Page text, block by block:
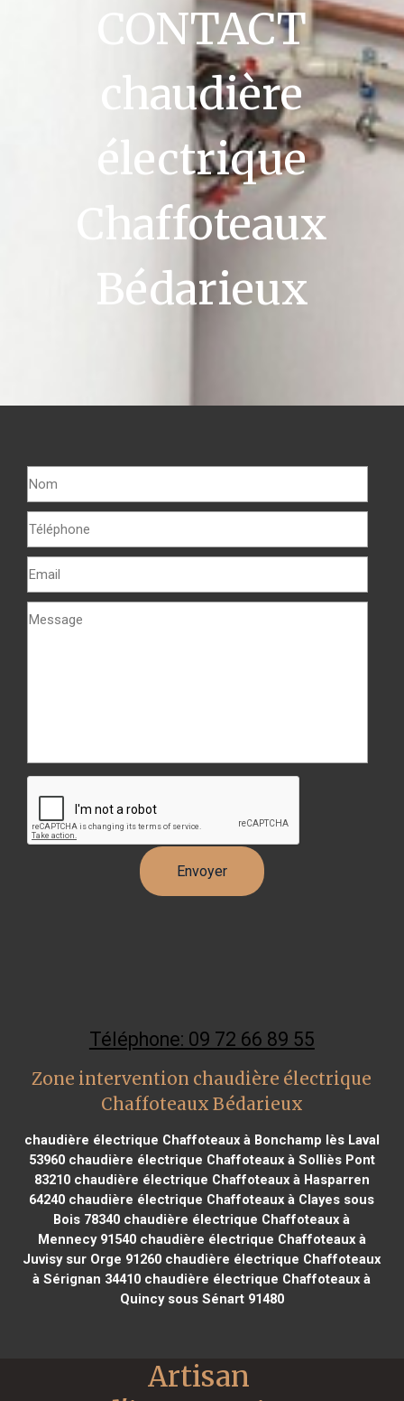
CONTACT
chaudière
électrique
Chaffoteaux
Bédarieux
Téléphone: 09 72 66 89 55
Zone intervention chaudière électrique
Chaffoteaux Bédarieux
chaudière électrique Chaffoteaux à Bonchamp lès Laval
53960chaudière électrique Chaffoteaux à Solliès Pont
83210chaudière électrique Chaffoteaux à Hasparren
64240 chaudière électrique Chaffoteaux à Clayes sous
Bois 78340 chaudière électrique Chaffoteaux à
Mennecy 91540chaudière électrique Chaffoteaux à
Juvisy sur Orge 91260 chaudière électrique Chaffoteaux
à Sérignan 34410 chaudière électrique Chaffoteaux à
Quincy sous Sénart 91480
Artisan